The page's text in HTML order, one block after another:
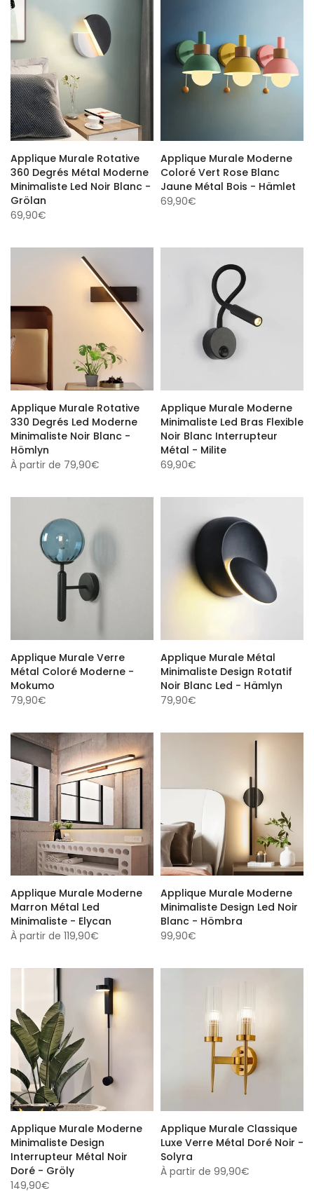
Applique Murale Rotative
360 Degrés Métal Moderne
Minimaliste Led Noir Blanc -
Grölan
69,90€
Applique Murale Moderne
Coloré Vert Rose Blanc
Jaune Métal Bois - Hämlet
69,90€
Applique Murale Rotative
330 Degrés Led Moderne
Minimaliste Noir Blanc -
Hömlyn
À partir de 79,90€
Applique Murale Moderne
Minimaliste Led Bras Flexible
Noir Blanc Interrupteur
Métal - Milite
69,90€
Applique Murale Verre
Métal Coloré Moderne -
Mokumo
79,90€
Applique Murale Métal
Minimaliste Design Rotatif
Noir Blanc Led - Hämlyn
79,90€
Applique Murale Moderne
Marron Métal Led
Minimaliste - Elycan
À partir de 119,90€
Applique Murale Moderne
Minimaliste Design Led Noir
Blanc - Hömbra
99,90€
Applique Murale Moderne
Minimaliste Design
Interrupteur Métal Noir
Doré - Gröly
149,90€
Applique Murale Classique
Luxe Verre Métal Doré Noir -
Solyra
À partir de 99,90€